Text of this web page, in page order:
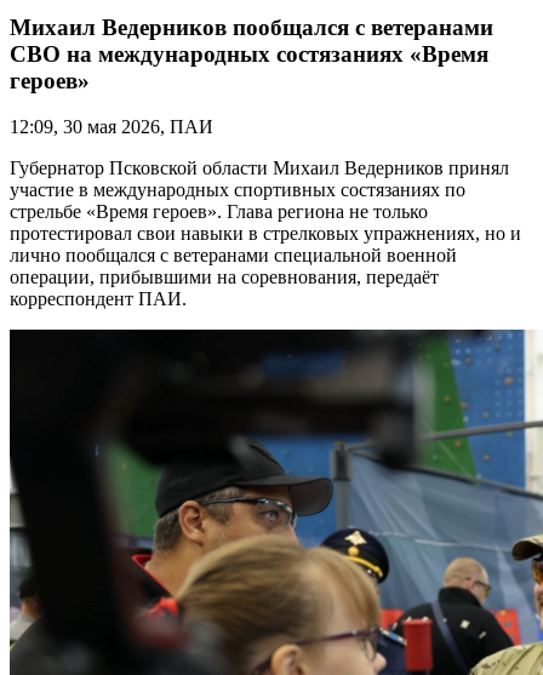
Михаил Ведерников пообщался с ветеранами
СВО на международных состязаниях «Время
героев»
12:09, 30 мая 2026, ПАИ
Губернатор Псковской области Михаил Ведерников принял
участие в международных спортивных состязаниях по
стрельбе «Время героев». Глава региона не только
протестировал свои навыки в стрелковых упражнениях, но и
лично пообщался с ветеранами специальной военной
операции, прибывшими на соревнования, передаёт
корреспондент ПАИ.